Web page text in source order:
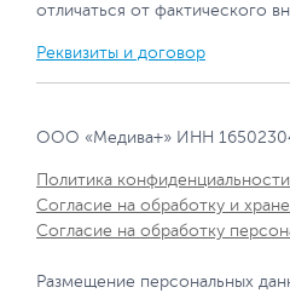
отличаться от фактического
Реквизиты и договор
ООО «Медива+» ИНН
Политика
Согласие на обработку и
Согласие на обработку
Размещение персональных